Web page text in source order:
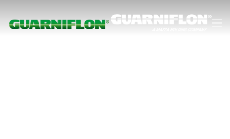
Accéder au contenu principal